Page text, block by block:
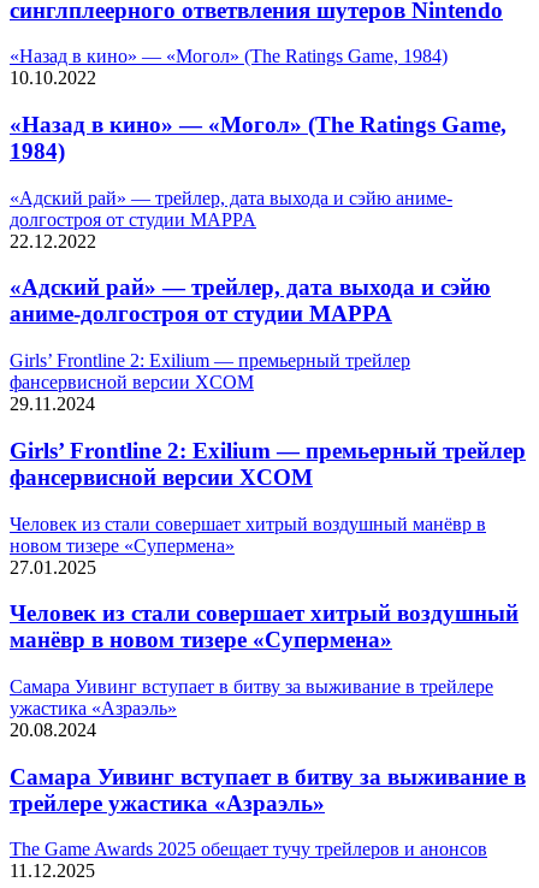
синглплеерного ответвления шутеров Nintendo
«Назад в кино» — «Могол» (The Ratings Game, 1984)
10.10.2022
«Назад в кино» — «Могол» (The Ratings Game,
1984)
«Адский рай» — трейлер, дата выхода и сэйю аниме-
долгостроя от студии MAPPA
22.12.2022
«Адский рай» — трейлер, дата выхода и сэйю
аниме-долгостроя от студии MAPPA
Girls’ Frontline 2: Exilium — премьерный трейлер
фансервисной версии XCOM
29.11.2024
Girls’ Frontline 2: Exilium — премьерный трейлер
фансервисной версии XCOM
Человек из стали совершает хитрый воздушный манёвр в
новом тизере «Супермена»
27.01.2025
Человек из стали совершает хитрый воздушный
манёвр в новом тизере «Супермена»
Самара Уивинг вступает в битву за выживание в трейлере
ужастика «Азраэль»
20.08.2024
Самара Уивинг вступает в битву за выживание в
трейлере ужастика «Азраэль»
The Game Awards 2025 обещает тучу трейлеров и анонсов
11.12.2025